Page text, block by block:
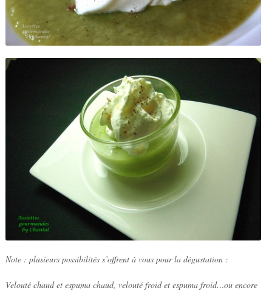
Note : plusieurs possibilités s’offrent à vous pour la dégustation :
Velouté chaud et espuma chaud, velouté froid et espuma froid…ou encore